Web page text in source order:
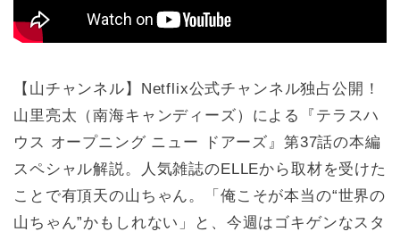
【山チャンネル】Netflix公式チャンネル独占公開！
山里亮太（南海キャンディーズ）による『テラスハ
ウス オープニング ニュー ドアーズ』第37話の本編
スペシャル解説。人気雑誌のELLEから取材を受けた
ことで有頂天の山ちゃん。「俺こそが本当の“世界の
山ちゃん”かもしれない」と、今週はゴキゲンなスタ